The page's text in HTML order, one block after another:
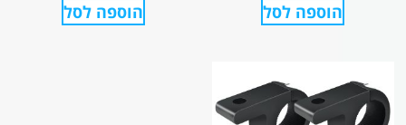
הוספה לסל הוספה לסל